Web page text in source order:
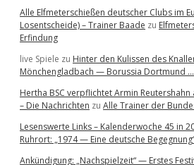
Alle Elfmeterschießen deutscher Clubs im
Losentscheide) – Trainer Baade zu
Erfindung
live Spiele zu Hinter den Kulissen des
Mönchengladbach — Borussia Dortmund
Hertha BSC verpflichtet Armin Reutershahn
– Die Nachrichten zu Alle Trainer der
Lesenswerte Links – Kalenderwoche 45 in
Ruhrort: „1974 — Eine deutsche
Ankündigung: „Nachspielzeit“ — Erstes